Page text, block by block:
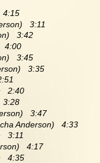
4:15
3:11
3:42
4:00
3:45
3:35
2:40
3:28
3:47
Anderson)   4:33
3:11
4:17
4:35